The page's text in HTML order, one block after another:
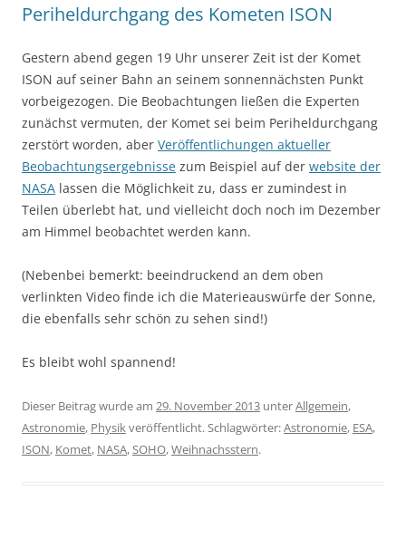
Periheldurchgang des Kometen ISON
Gestern abend gegen 19 Uhr unserer Zeit ist der Komet
ISON auf seiner Bahn an seinem sonnennächsten Punkt
vorbeigezogen. Die Beobachtungen ließen die Experten
zunächst vermuten, der Komet sei beim Periheldurchgang
zerstört worden, aber Veröffentlichungen aktueller
Beobachtungsergebnisse zum Beispiel auf der website der
NASA lassen die Möglichkeit zu, dass er zumindest in
Teilen überlebt hat, und vielleicht doch noch im Dezember
am Himmel beobachtet werden kann.
(Nebenbei bemerkt: beeindruckend an dem oben
verlinkten Video finde ich die Materieauswürfe der Sonne,
die ebenfalls sehr schön zu sehen sind!)
Es bleibt wohl spannend!
Dieser Beitrag wurde am 29. November 2013 unterAllgemein,
Astronomie, Physikveröffentlicht. Schlagwörter:Astronomie, ESA,
ISON, Komet, NASA,SOHO,Weihnachsstern.